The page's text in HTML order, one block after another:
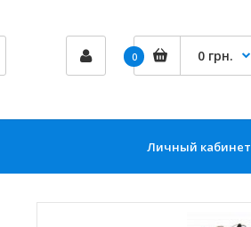
0 0 грн.
Личный кабинет